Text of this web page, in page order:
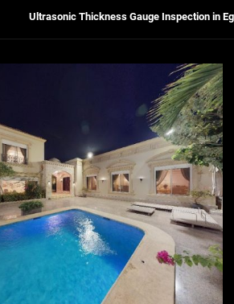
Pre-shipment Inspection
Get Reliable Calibration
Ultrasonic Thickness Gauge Inspection in